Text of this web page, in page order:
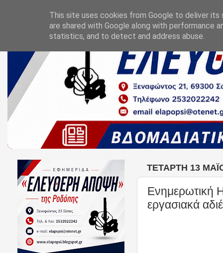
ΤΕΤΆΡΤΗ 13
Ενημερωτική
εργασιακά
This site uses cookies from Google to deliver its
are shared with Google along with performance
statistics, and to detect and address abuse.